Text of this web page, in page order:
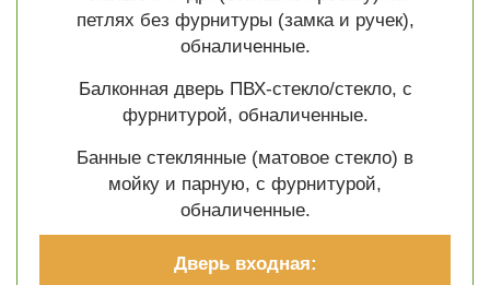
петлях без фурнитуры (замка и ручек),
обналиченные.
Балконная дверь ПВХ-стекло/стекло, с
фурнитурой, обналиченные.
Банные стеклянные (матовое стекло) в
мойку и парную, с фурнитурой,
обналиченные.
Дверь входная: